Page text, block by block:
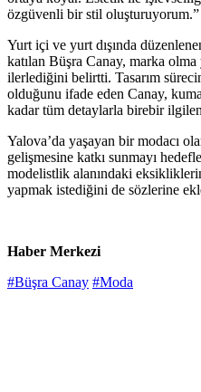
özgüvenli bir stil oluşturuyorum.”
Yurt içi ve yurt dışında
katılan Büşra Canay, marka
ilerlediğini belirtti. Tasarım
olduğunu ifade eden Canay,
kadar tüm detaylarla birebir
Yalova’da yaşayan bir modacı
gelişmesine katkı sunmayı
modelistlik alanındaki
yapmak istediğini de sözlerine
Haber Merkezi
#Büşra Canay #Moda